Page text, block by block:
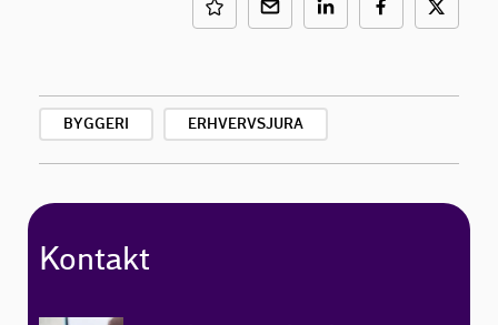
BYGGERI ERHVERVSJURA
Kontakt